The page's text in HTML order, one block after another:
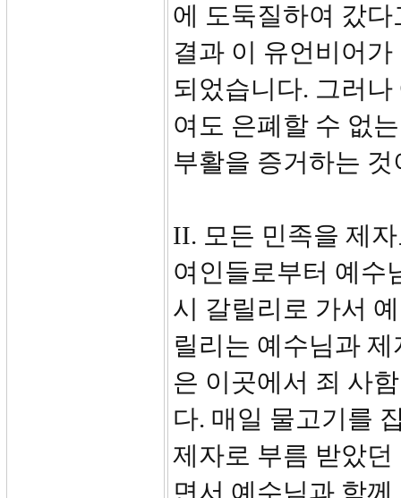
에 도둑질하여 갔
결과 이 유언비어
되었습니다. 그러
여도 은폐할 수 없
부활을 증거하는
II. 모든 민족을 제
여인들로부터 예수
시 갈릴리로 가서
릴리는 예수님과
은 이곳에서 죄 사
다. 매일 물고기를
제자로 부름 받았
면서 예수님과 함